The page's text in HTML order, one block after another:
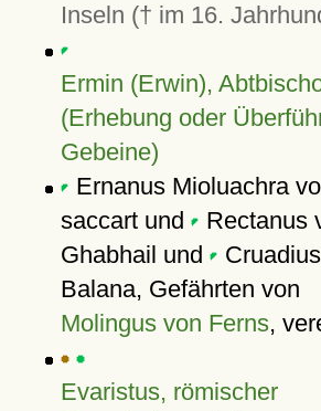
Inseln († im 16.
Ermin (Erwin),
(Erhebung oder
Gebeine)
Ernanus Mioluachra
saccart und
Rectanus
Ghabhail und
Balana, Gefährten von
Molingus von Ferns,
Evaristus, römischer